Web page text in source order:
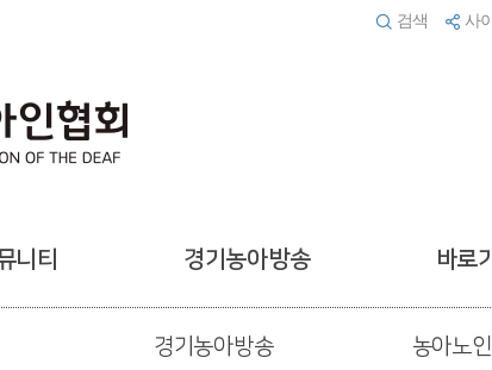
검색 사
니티 경기농아방송 바로
경기농아방송 농아노